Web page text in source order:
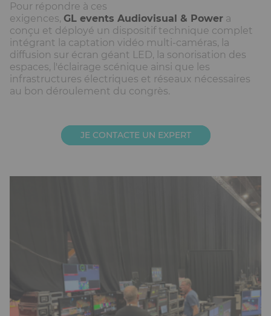
Pour répondre à ces
exigences, GL events Audiovisual & Power a
conçu et déployé un dispositif technique complet
intégrant la captation vidéo multi-caméras, la
diffusion sur écran géant LED, la sonorisation des
espaces, l'éclairage scénique ainsi que les
infrastructures électriques et réseaux nécessaires
au bon déroulement du congrès.
JE CONTACTE UN EXPERT